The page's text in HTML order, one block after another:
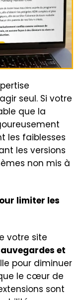
seul. Si votre
que la
les faiblesses
les versions
non mis à
limiter les
votre site
et
pour diminuer
le cœur de
sont